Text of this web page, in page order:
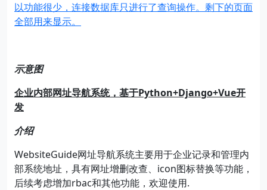
以功能很少，连接数据库只进行了查询操作。剩下的页面
全部用来显示。
示意图
企业内部网址导航系统，基于Python+Django+Vue开
发
介绍
WebsiteGuide网址导航系统主要用于企业记录和管理内
部系统地址，具有网址增删改查、 icon图标替换等功能，
后续考虑增加rbac和其他功能，欢迎使用.